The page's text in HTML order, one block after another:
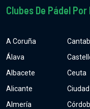
Clubes De Pádel
A Coruña
Álava
Albacete
Alicante
Almería
Ceuta
Ciudad